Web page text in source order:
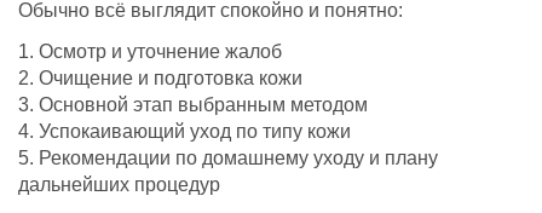
Обычно всё выглядит спокойно и понятно:
1. Осмотр и уточнение жалоб
2. Очищение и подготовка кожи
3. Основной этап выбранным методом
4. Успокаивающий уход по типу кожи
5. Рекомендации по домашнему уходу и плану
дальнейших процедур